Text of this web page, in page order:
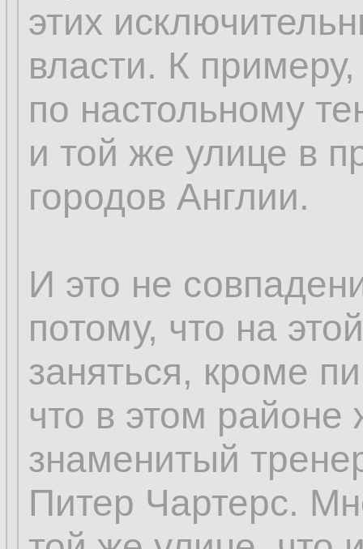
этих
власти. К
по настольному
и той же улице в
городов Англии.
И это не
потому, что на
заняться, кроме
что в этом
знаменитый
Питер Чартерс.